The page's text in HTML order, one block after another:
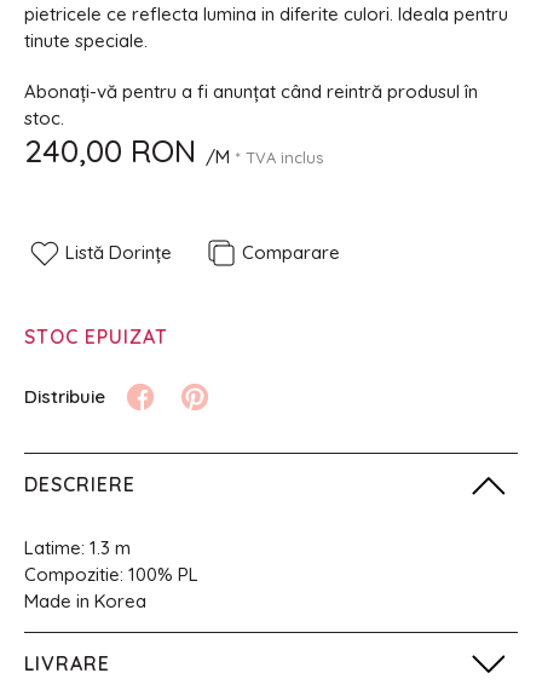
pietricele ce reflecta lumina in diferite culori. Ideala pentru
tinute speciale.
Abonați-vă pentru a fi anunțat când reintră produsul în
stoc.
240,00 RON /M * TVA inclus
Listă Dorințe Comparare
STOC EPUIZAT
DESCRIERE
Latime: 1.3 m
Compozitie: 100% PL
Made in Korea
LIVRARE